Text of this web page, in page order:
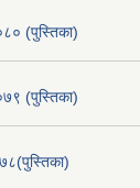
(पुस्तिका)
(पुस्तिका)